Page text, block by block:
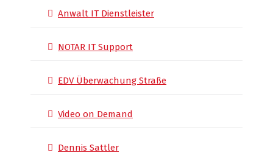
Anwalt IT Dienstleister
NOTAR IT Support
EDV Überwachung Straße
Video on Demand
Dennis Sattler